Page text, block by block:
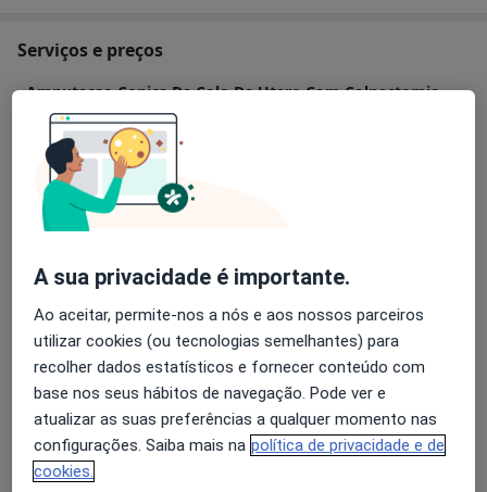
Serviços e preços
Amputacao Conica De Colo De Utero Com Colpectomia
Detalhes
Bartolinectomia
Detalhes
Detalhes
Biopsia Da Vulva
Detalhes
Biopsia De Endometrio Colo Do Utero
Detalhes
A sua privacidade é importante.
Ao aceitar, permite-nos a nós e aos nossos parceiros
utilizar cookies (ou tecnologias semelhantes) para
recolher dados estatísticos e fornecer conteúdo com
base nos seus hábitos de navegação. Pode ver e
atualizar as suas preferências a qualquer momento nas
configurações. Saiba mais na política de privacidade e de
cookies.